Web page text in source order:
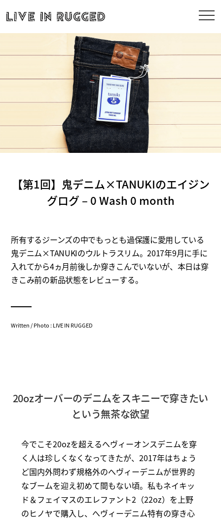
【第1回】鬼デニム×TANUKIのエイジン
グログ – 0 Wash 0 month
所有するジーンズの中でもっとも過保護に愛用している
鬼デニム×TANUKIのウルトラスリム。2017年9月に手に
入れてから4ヵ月前後しか穿きこんでいないが、本日は穿
きこみ前の新品状態をレビューする。
Written / Photo : LIVE IN RUGGED
20ozオーバーのデニムをスキニーで穿きたい
という無茶な欲望
今でこそ20ozを超えるへヴィーオンスデニムを穿
く人は珍しくなくなってきたが、2017年はちょう
ど国内外問わず規格外のへヴィーデニムが世界的
なブームを迎え初めて間もない頃。私もネイキッ
ド＆フェイマスのエレファント2（22oz）を上野
のヒノヤで購入し、へヴィーデニム特有の穿き心